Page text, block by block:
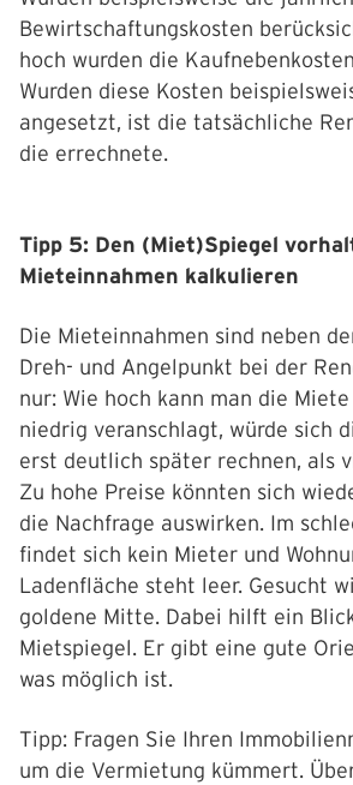
Bewirtschaftungskosten
hoch wurden die
Wurden diese Kosten
angesetzt, ist die tatsächliche
die errechnete.
Tipp 5: Den (Miet)Spiegel
Mieteinnahmen kalkulieren
Die Mieteinnahmen sind neben
Dreh- und Angelpunkt bei der
nur: Wie hoch kann man die
niedrig veranschlagt, würde sich
erst deutlich später rechnen, als
Zu hohe Preise könnten sich
die Nachfrage auswirken. Im
findet sich kein Mieter und
Ladenfläche steht leer. Gesucht
goldene Mitte. Dabei hilft ein
Mietspiegel. Er gibt eine gute
was möglich ist.
Tipp: Fragen Sie Ihren
um die Vermietung kümmert.